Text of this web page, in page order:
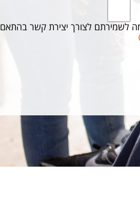
לשמירתם לצורך יצירת קשר בהתאם